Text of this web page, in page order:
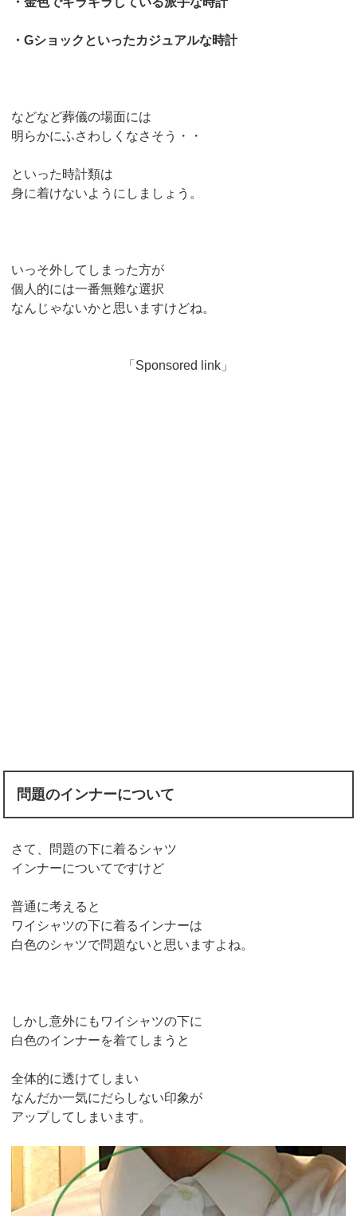
・Gショックといったカジュアルな時計
などなど葬儀の場面には
明らかにふさわしくなさそう・・
といった時計類は
身に着けないようにしましょう。
いっそ外してしまった方が
個人的には一番無難な選択
なんじゃないかと思いますけどね。
「Sponsored link」
問題のインナーについて
さて、問題の下に着るシャツ
インナーについてですけど
普通に考えると
ワイシャツの下に着るインナーは
白色のシャツで問題ないと思いますよね。
しかし意外にもワイシャツの下に
白色のインナーを着てしまうと
全体的に透けてしまい
なんだか一気にだらしない印象が
アップしてしまいます。